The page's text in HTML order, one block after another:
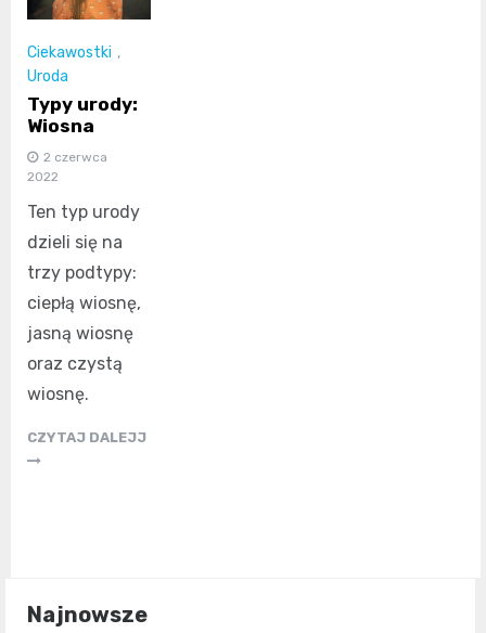
Ciekawostki ,
Uroda
Typy urody:
Wiosna
2 czerwca
2022
Ten typ urody
dzieli się na
trzy podtypy:
ciepłą wiosnę,
jasną wiosnę
oraz czystą
wiosnę.
CZYTAJ DALEJJ
Najnowsze